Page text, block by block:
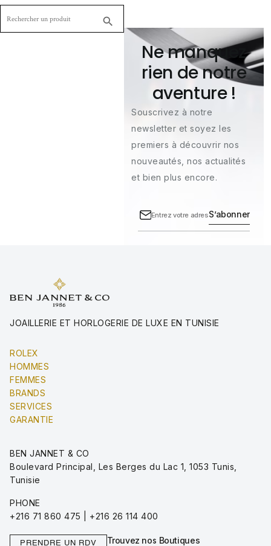

Ne manquez
rien de notre
aventure !
Souscrivez à notre
newsletter et soyez les
premiers à découvrir nos
nouveautés, nos actualités
et bien plus encore.
JOAILLERIE ET HORLOGERIE DE LUXE EN TUNISIE
ROLEX
HOMMES
FEMMES
BRANDS
SERVICES
GARANTIE
BEN JANNET & CO
Boulevard Principal, Les Berges du Lac 1, 1053 Tunis,
Tunisie
PHONE
+216 71 860 475 | +216 26 114 400
PRENDRE UN RDV Trouvez nos Boutiques